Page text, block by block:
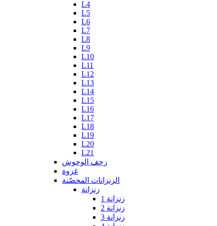
L4
L5
L6
L7
L8
L9
L10
L11
L12
L13
L14
L15
L16
L17
L18
L19
L20
L21
زحف الوحوش
غزوة
الزنزانات المحصّنة
زنزانة
زنزانة 1
زنزانة 2
زنزانة 3